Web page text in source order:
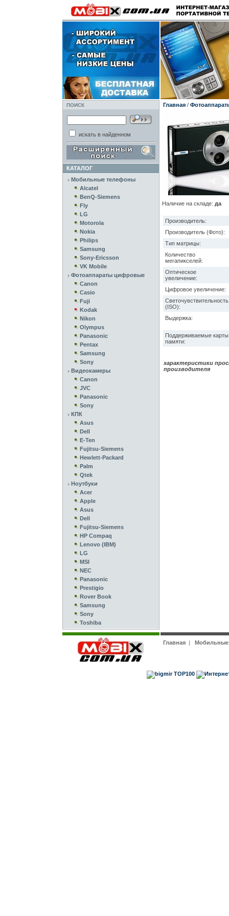
ПОИСК
искать в найденном
КАТАЛОГ
Мобильные телефоны
Alcatel
BenQ-Siemens
Fly
LG
Motorola
Nokia
Philips
Samsung
Sony-Ericsson
VK Mobile
Фотоаппараты цифровые
Canon
Casio
Fuji
Kodak
Nikon
Olympus
Panasonic
Pentax
Samsung
Sony
Видеокамеры
Canon
JVC
Panasonic
Sony
КПК
Asus
Dell
E-Ten
Fujitsu-Siemens
Hewlett-Packard
Palm
Qtek
Ноутбуки
Acer
Apple
Asus
Dell
Fujitsu-Siemens
HP Compaq
Lenovo (IBM)
LG
MSI
NEC
Panasonic
Prestigio
Rover Book
Samsung
Sony
Toshiba
Главная/
Наличие на складе: да
Производитель:
Производитель (Фото):
Тип матрицы:
Количество
мегапикселей:
Оптическое
увеличение:
Цифровое увеличение:
Светочувствительность
(ISO):
Выдержка:
Поддерживаемые карты
памяти:
характеристики
производителя
Главная|